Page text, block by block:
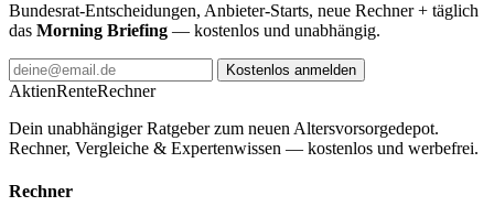
Bundesrat-Entscheidungen, Anbieter-Starts, neue Rechner + täglich
das Morning Briefing — kostenlos und unabhängig.
Kostenlos anmelden
AktienRenteRechner
Dein unabhängiger Ratgeber zum neuen Altersvorsorgedepot.
Rechner, Vergleiche & Expertenwissen — kostenlos und werbefrei.
Rechner